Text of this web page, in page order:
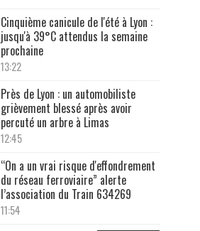
Cinquième canicule de l'été à Lyon :
jusqu'à 39°C attendus la semaine
prochaine
13:22
Près de Lyon : un automobiliste
grièvement blessé après avoir
percuté un arbre à Limas
12:45
“On a un vrai risque d'effondrement
du réseau ferroviaire” alerte
l’association du Train 634269
11:54